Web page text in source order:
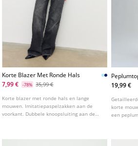
Korte Blazer Met Ronde Hals
7,99 €
-78% 35,99 €
Korte blazer met ronde hals en lange
mouwen. Imitatiepaspelzakken aan de
voorkant. Dubbele knoopsluiting aan de
19,99 €
korte
een